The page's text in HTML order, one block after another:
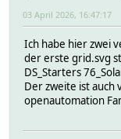
03 April 2026, 16:47:17
Ich habe hier zwei
der erste grid.svg
DS_Starters
Der zweite ist
openautomation